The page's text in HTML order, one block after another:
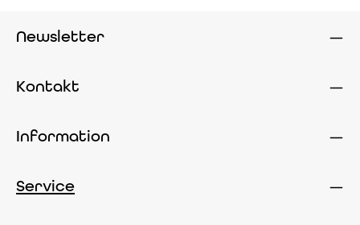
Newsletter
Kontakt
Information
Service